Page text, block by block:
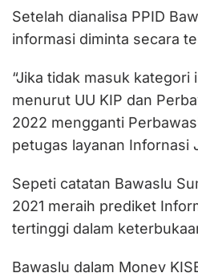
Setelah dianalisa PPID
informasi diminta secara
“Jika tidak masuk
menurut UU KIP dan
2022 mengganti
petugas layanan Infornasi
Sepeti catatan Bawaslu
2021 meraih prediket
tertinggi dalam
Bawaslu dalam Monev